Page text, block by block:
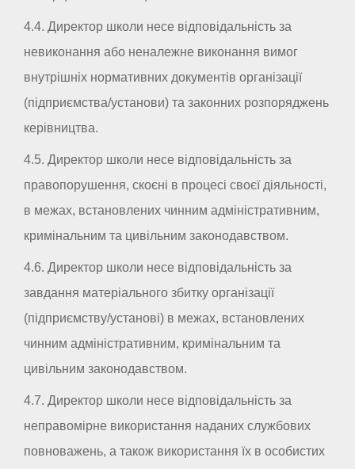
4.4. Директор школи несе відповідальність за
невиконання або неналежне виконання вимог
внутрішніх нормативних документів організації
(підприємства/установи) та законних розпоряджень
керівництва.
4.5. Директор школи несе відповідальність за
правопорушення, скоєні в процесі своєї діяльності,
в межах, встановлених чинним адміністративним,
кримінальним та цивільним законодавством.
4.6. Директор школи несе відповідальність за
завдання матеріального збитку організації
(підприємству/установі) в межах, встановлених
чинним адміністративним, кримінальним та
цивільним законодавством.
4.7. Директор школи несе відповідальність за
неправомірне використання наданих службових
повноважень, а також використання їх в особистих